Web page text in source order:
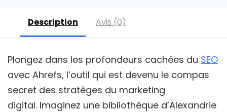
Description Avis (0)
Plongez dans les profondeurs cachées du SEO
avec Ahrefs, l’outil qui est devenu le compas
secret des stratèges du marketing
digital. Imaginez une bibliothèque d’Alexandrie